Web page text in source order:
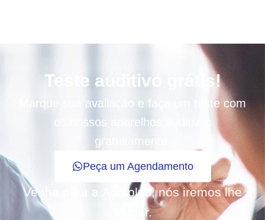
Teste auditivo grátis!
Marque sua avaliação e faça um teste com
os nossos aparelhos auditivos
gratuitamente.
Peça um Agendamento
Venha para a Audiplus, nós iremos lhe
ajudar.